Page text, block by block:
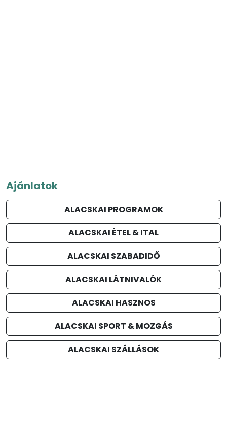
Ajánlatok
ALACSKAI PROGRAMOK
ALACSKAI ÉTEL & ITAL
ALACSKAI SZABADIDŐ
ALACSKAI LÁTNIVALÓK
ALACSKAI HASZNOS
ALACSKAI SPORT & MOZGÁS
ALACSKAI SZÁLLÁSOK